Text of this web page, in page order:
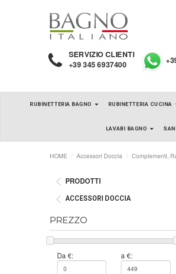
SERVIZIO CLIENTI
+39 345 6937400
RUBINETTERIA BAGNO RUBINETTERIA CUCINA
LAVABI BAGNO
HOME Accessori Doccia Complementi,
PRODOTTI
ACCESSORI DOCCIA
PREZZO
Da €: a €: